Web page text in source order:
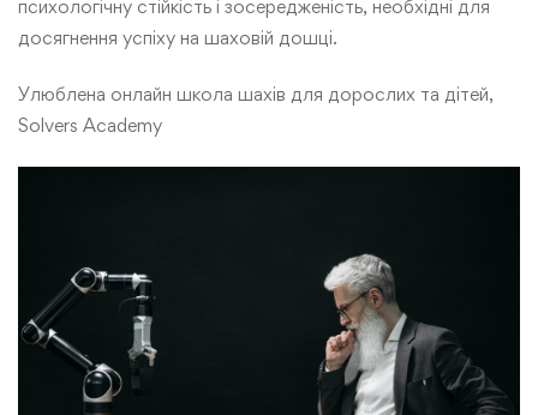
психологічну стійкість і зосередженість, необхідні для
досягнення успіху на шаховій дошці.
Улюблена онлайн школа шахів для дорослих та дітей,
Solvers Academy